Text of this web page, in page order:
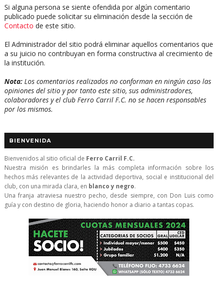
Si alguna persona se siente ofendida por algún comentario
publicado puede solicitar su eliminación desde la sección de
Contacto de este sitio.
El Administrador del sitio podrá eliminar aquellos comentarios que
a su juicio no contribuyan en forma constructiva al crecimiento de
la institución.
Nota:Los comentarios realizados no conforman en ningún caso las
opiniones del sitio y por tanto este sitio, sus administradores,
colaboradores y el club Ferro Carril F.C. no se hacen responsables
por los mismos.
BIENVENIDA
Bienvenidos al sitio oficial de Ferro Carril F.C.
Nuestra misión es brindarles la más completa información sobre los
hechos más relevantes de la actividad deportiva, social e institucional del
club, con una mirada clara, en blanco y negro.
Una franja atraviesa nuestro pecho, desde siempre, con Don Luis como
guía y con destino de gloria, haciendo honor a diario a tantas copas.